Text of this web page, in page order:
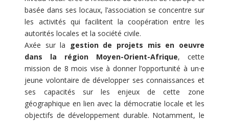
basée dans ses locaux, l’association se concentre sur
les activités qui facilitent la coopération entre les
autorités locales et la société civile.
Axée sur la
gestion de projets mis en oeuvre
dans la région Moyen-Orient-Afrique, cette
mission de 8 mois vise à donner l’opportunité à un·e
jeune volontaire de développer ses connaissances et
ses capacités sur les enjeux de cette zone
géographique en lien avec la démocratie locale et les
objectifs de développement durable. Notamment, le